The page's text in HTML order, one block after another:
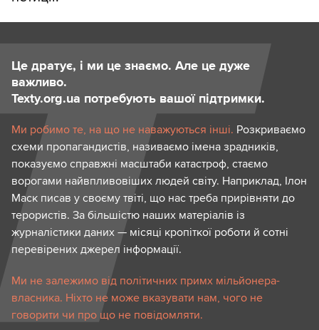
Це дратує, і ми це знаємо. Але це дуже
важливо.
Texty.org.ua потребують вашої підтримки.
Ми робимо те, на що не наважуються інші. Розкриваємо
схеми пропагандистів, називаємо імена зрадників,
показуємо справжні масштаби катастроф, стаємо
ворогами найвпливовіших людей світу. Наприклад, Ілон
Маск писав у своєму твіті, що нас треба прирівняти до
терористів. За більшістю наших матеріалів із
журналістики даних — місяці кропіткої роботи й сотні
перевірених джерел інформації.
Ми не залежимо від політичних примх мільйонера-
власника. Ніхто не може вказувати нам, чого не
говорити чи про що не повідомляти.